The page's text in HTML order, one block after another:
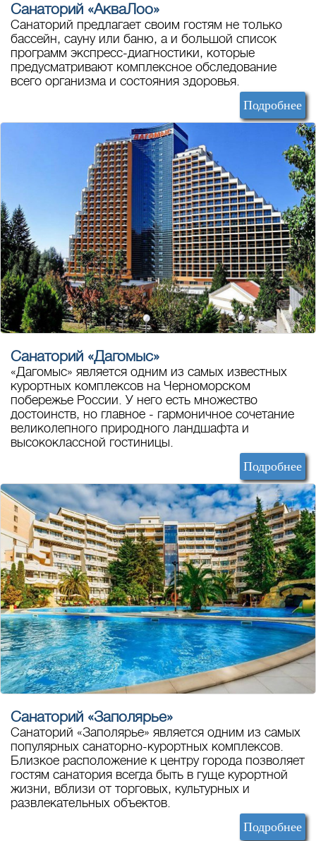
Санаторий «АкваЛоо»
Санаторий предлагает своим гостям не только
бассейн, сауну или баню, а и большой список
программ экспресс-диагностики, которые
предусматривают комплексное обследование
всего организма и состояния здоровья.
Подробнее
Санаторий «Дагомыс»
«Дагомыс» является одним из самых известных
курортных комплексов на Черноморском
побережье России. У него есть множество
достоинств, но главное - гармоничное сочетание
великолепного природного ландшафта и
высококлассной гостиницы.
Подробнее
Санаторий «Заполярье»
Санаторий «Заполярье» является одним из самых
популярных санаторно-курортных комплексов.
Близкое расположение к центру города позволяет
гостям санатория всегда быть в гуще курортной
жизни, вблизи от торговых, культурных и
развлекательных объектов.
Подробнее